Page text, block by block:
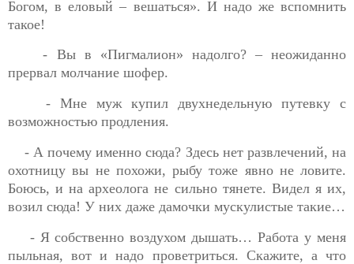
Богом, в еловый – вешаться». И надо же вспомнить
такое!
- Вы в «Пигмалион» надолго? – неожиданно
прервал молчание шофер.
- Мне муж купил двухнедельную путевку с
возможностью продления.
- А почему именно сюда? Здесь нет развлечений, на
охотницу вы не похожи, рыбу тоже явно не ловите.
Боюсь, и на археолога не сильно тянете. Видел я их,
возил сюда! У них даже дамочки мускулистые такие…
- Я собственно воздухом дышать… Работа у меня
пыльная, вот и надо проветриться. Скажите, а что